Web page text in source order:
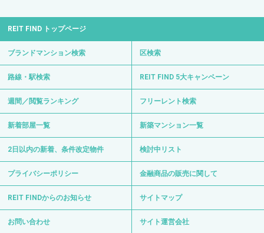
REIT FIND トップページ
ブランドマンション検索 区検索
路線・駅検索 REIT FIND 5大キャンペーン
週間／閲覧ランキング フリーレント検索
新着部屋一覧 新築マンション一覧
2日以内の新着、条件改定物件 検討中リスト
プライバシーポリシー 金融商品の販売に関して
REIT FINDからのお知らせ サイトマップ
お問い合わせ サイト運営会社